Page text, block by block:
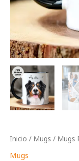
Inicio / Mugs / Mugs
Mugs